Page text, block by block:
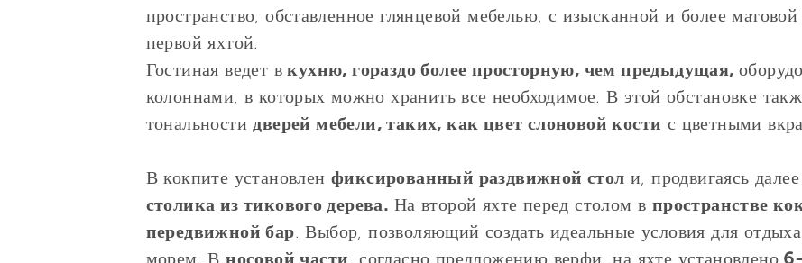
пространство, обставленное глянцевой мебелью, с изысканной и более
первой яхтой.
Гостиная ведет вкухню, гораздо более просторную, чем предыдущая,
колоннами, в которых можно хранить все необходимое. В этой обстановке
тональностидверей мебели, таких, как цвет слоновой кости с цветными
В кокпите установлен фиксированный раздвижной стол и, продвигаясь
столика из тикового дерева. На второй яхте перед столом в пространстве
передвижной бар. Выбор, позволяющий создать идеальные условия для
морем. Вносовой части, согласно предложению верфи, на яхте установлено6-